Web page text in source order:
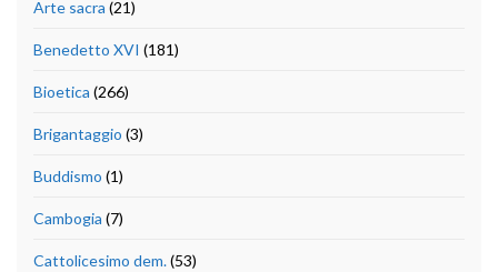
Arte sacra (21)
Benedetto XVI (181)
Bioetica (266)
Brigantaggio (3)
Buddismo (1)
Cambogia (7)
Cattolicesimo dem.(53)